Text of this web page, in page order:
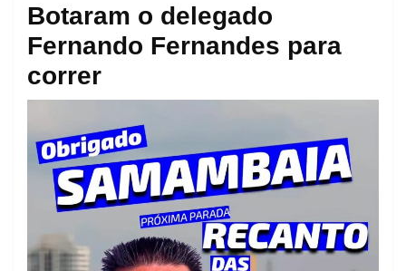
Botaram o delegado
Fernando Fernandes para
correr